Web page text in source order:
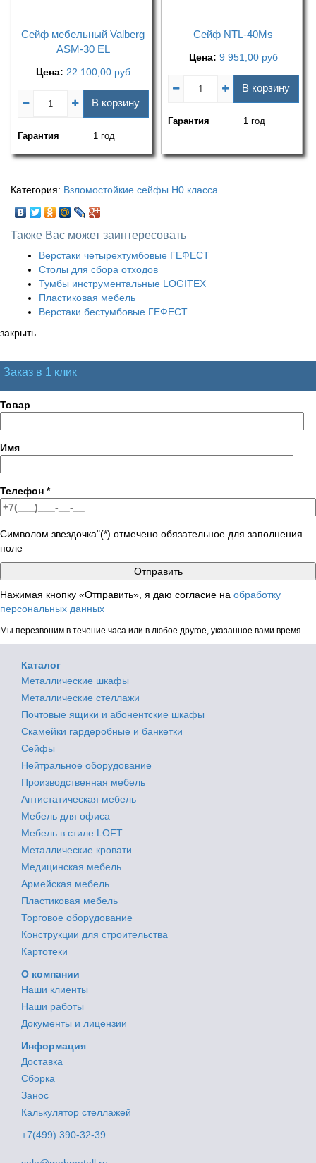
Сейф мебельный Valberg
ASM-30 EL
Цена: 22 100,00 руб
В корзину
Гарантия 1 год
Сейф NTL-40Ms
Цена: 9 951,00 руб
В корзину
Гарантия 1 год
Категория: Взломостойкие сейфы H0 класса
Также Вас может заинтересовать
Верстаки четырехтумбовые ГЕФЕСТ
Столы для сбора отходов
Тумбы инструментальные LOGITEX
Пластиковая мебель
Верстаки бестумбовые ГЕФЕСТ
закрыть
Заказ в 1 клик
Товар
Имя
Телефон *
Символом звездочка"(*) отмечено обязательное для заполнения
поле
Нажимая кнопку «Отправить», я даю согласие на обработку
персональных данных
Мы перезвоним в течение часа или в любое другое, указанное вами время
Каталог
Металлические шкафы
Металлические стеллажи
Почтовые ящики и абонентские шкафы
Скамейки гардеробные и банкетки
Сейфы
Нейтральное оборудование
Производственная мебель
Антистатическая мебель
Мебель для офиса
Мебель в стиле LOFT
Металлические кровати
Медицинская мебель
Армейская мебель
Пластиковая мебель
Торговое оборудование
Конструкции для строительства
Картотеки
О компании
Наши клиенты
Наши работы
Документы и лицензии
Информация
Доставка
Сборка
Занос
Калькулятор стеллажей
+7(499) 390-32-39